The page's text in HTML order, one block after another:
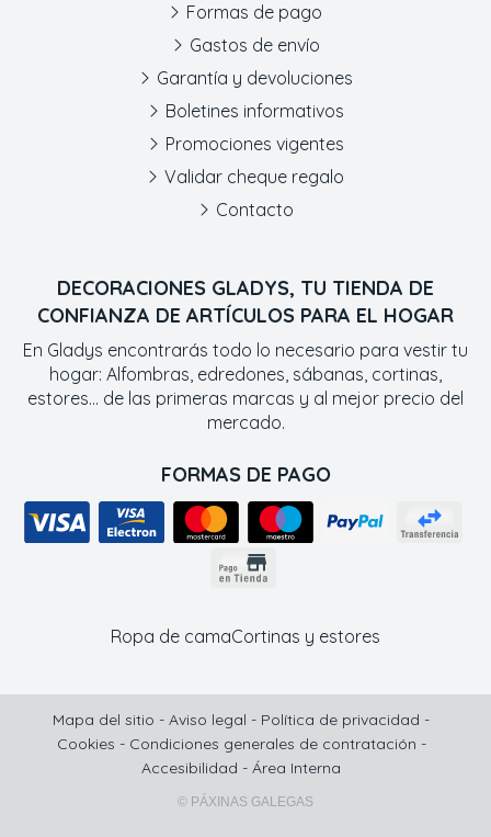
DECORACIONES GLADYS, TU TIENDA DE
CONFIANZA DE ARTÍCULOS PARA EL HOGAR
En Gladys encontrarás todo lo necesario para vestir tu
hogar: Alfombras, edredones, sábanas, cortinas,
estores... de las primeras marcas y al mejor precio del
mercado.
FORMAS DE PAGO
Formas de pago
Gastos de envío
Garantía y devoluciones
Boletines informativos
Promociones vigentes
Validar cheque regalo
Contacto
Ropa de camaCortinas y estores
Mapa del sitio - Aviso legal - Política de privacidad -
Cookies - Condiciones generales de contratación -
Accesibilidad - Área Interna
© PÁXINAS GALEGAS